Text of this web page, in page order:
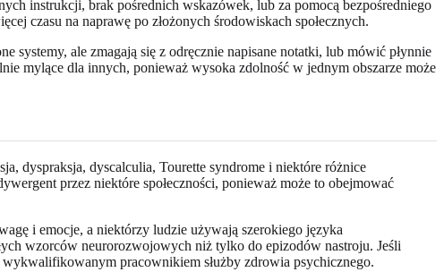
instrukcji, brak pośrednich wskazówek, lub za pomocą bezpośredniego
czasu na naprawę po złożonych środowiskach społecznych.
systemy, ale zmagają się z odręcznie napisane notatki, lub mówić płynnie
mylące dla innych, ponieważ wysoka zdolność w jednym obszarze może
dyspraksja, dyscalculia, Tourette syndrome i niektóre różnice
przez niektóre społeczności, ponieważ może to obejmować
i emocje, a niektórzy ludzie używają szerokiego języka
wzorców neurorozwojowych niż tylko do epizodów nastroju. Jeśli
pracownikiem służby zdrowia psychicznego.